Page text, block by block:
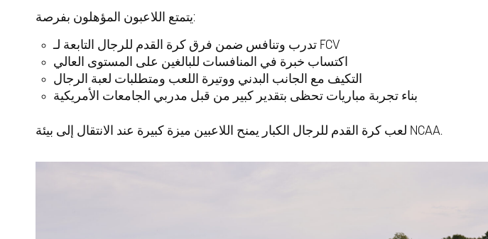
يتمتع اللاعبون المؤهلون بفرصة:
تدرب وتنافس ضمن فرق كرة القدم للرجال
التابعة لـ FCV
اكتساب خبرة في المنافسات للبالغين على المستوى العالي
التكيف مع الجانب البدني ووتيرة اللعب ومتطلبات لعبة الرجال
بناء تجربة مباريات تحظى بتقدير كبير من قبل مدربي الجامعات الأمريكية
لعب كرة القدم للرجال الكبار يمنح اللاعبين ميزة كبيرة عند الانتقال إلى بيئة NCAA.